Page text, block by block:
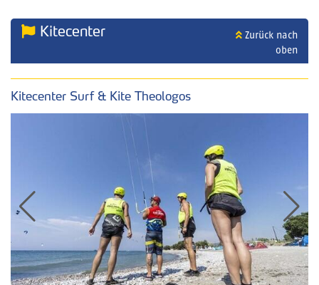
Kitecenter
Zurück nach
oben
Kitecenter Surf & Kite Theologos